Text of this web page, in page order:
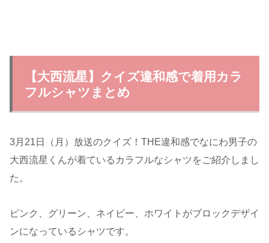
【大西流星】クイズ違和感で着用カラ
フルシャツまとめ
3月21日（月）放送のクイズ！THE違和感でなにわ男子の
大西流星くんが着ているカラフルなシャツをご紹介しまし
た。
ピンク、グリーン、ネイビー、ホワイトがブロックデザイ
ンになっているシャツです。